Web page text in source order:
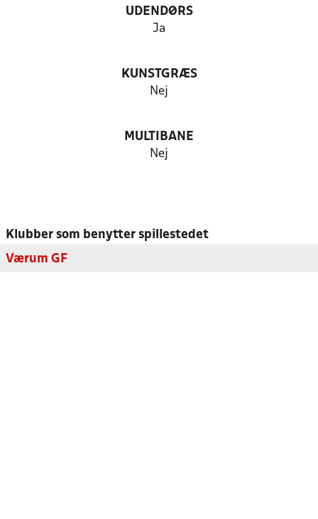
UDENDØRS
Ja
KUNSTGRÆS
Nej
MULTIBANE
Nej
Klubber som benytter spillestedet
Værum GF